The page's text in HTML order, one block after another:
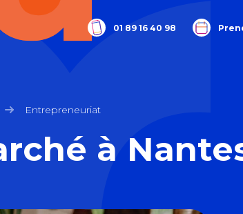
01 89 16 40 98
Entrepreneuriat
à